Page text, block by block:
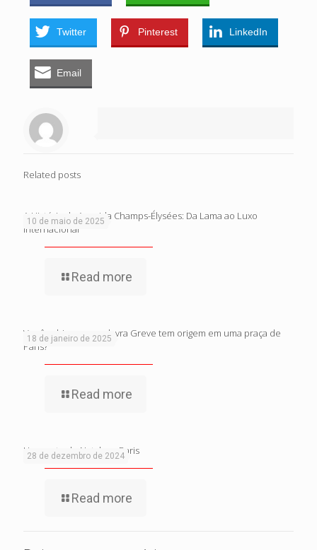
Twitter Pinterest LinkedIn
Email
Related posts
10 de maio de 2025
A História da Avenida Champs-Élysées: Da Lama ao Luxo
Internacional
Read more
18 de janeiro de 2025
Você sabia que a palavra Greve tem origem em uma praça de
Paris?
Read more
28 de dezembro de 2024
Um conto de Natal em Paris
Read more